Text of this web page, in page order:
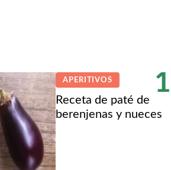
1
APERITIVOS
Receta de paté de
berenjenas y nueces